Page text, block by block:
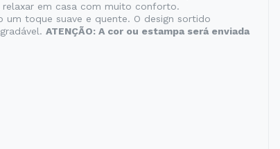
relaxar em casa com muito conforto.
toque suave e quente. O design sortido
ATENÇÃO: A cor ou estampa será enviada